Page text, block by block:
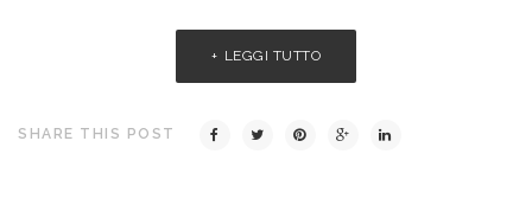
LEGGI TUTTO
SHARE THIS POST